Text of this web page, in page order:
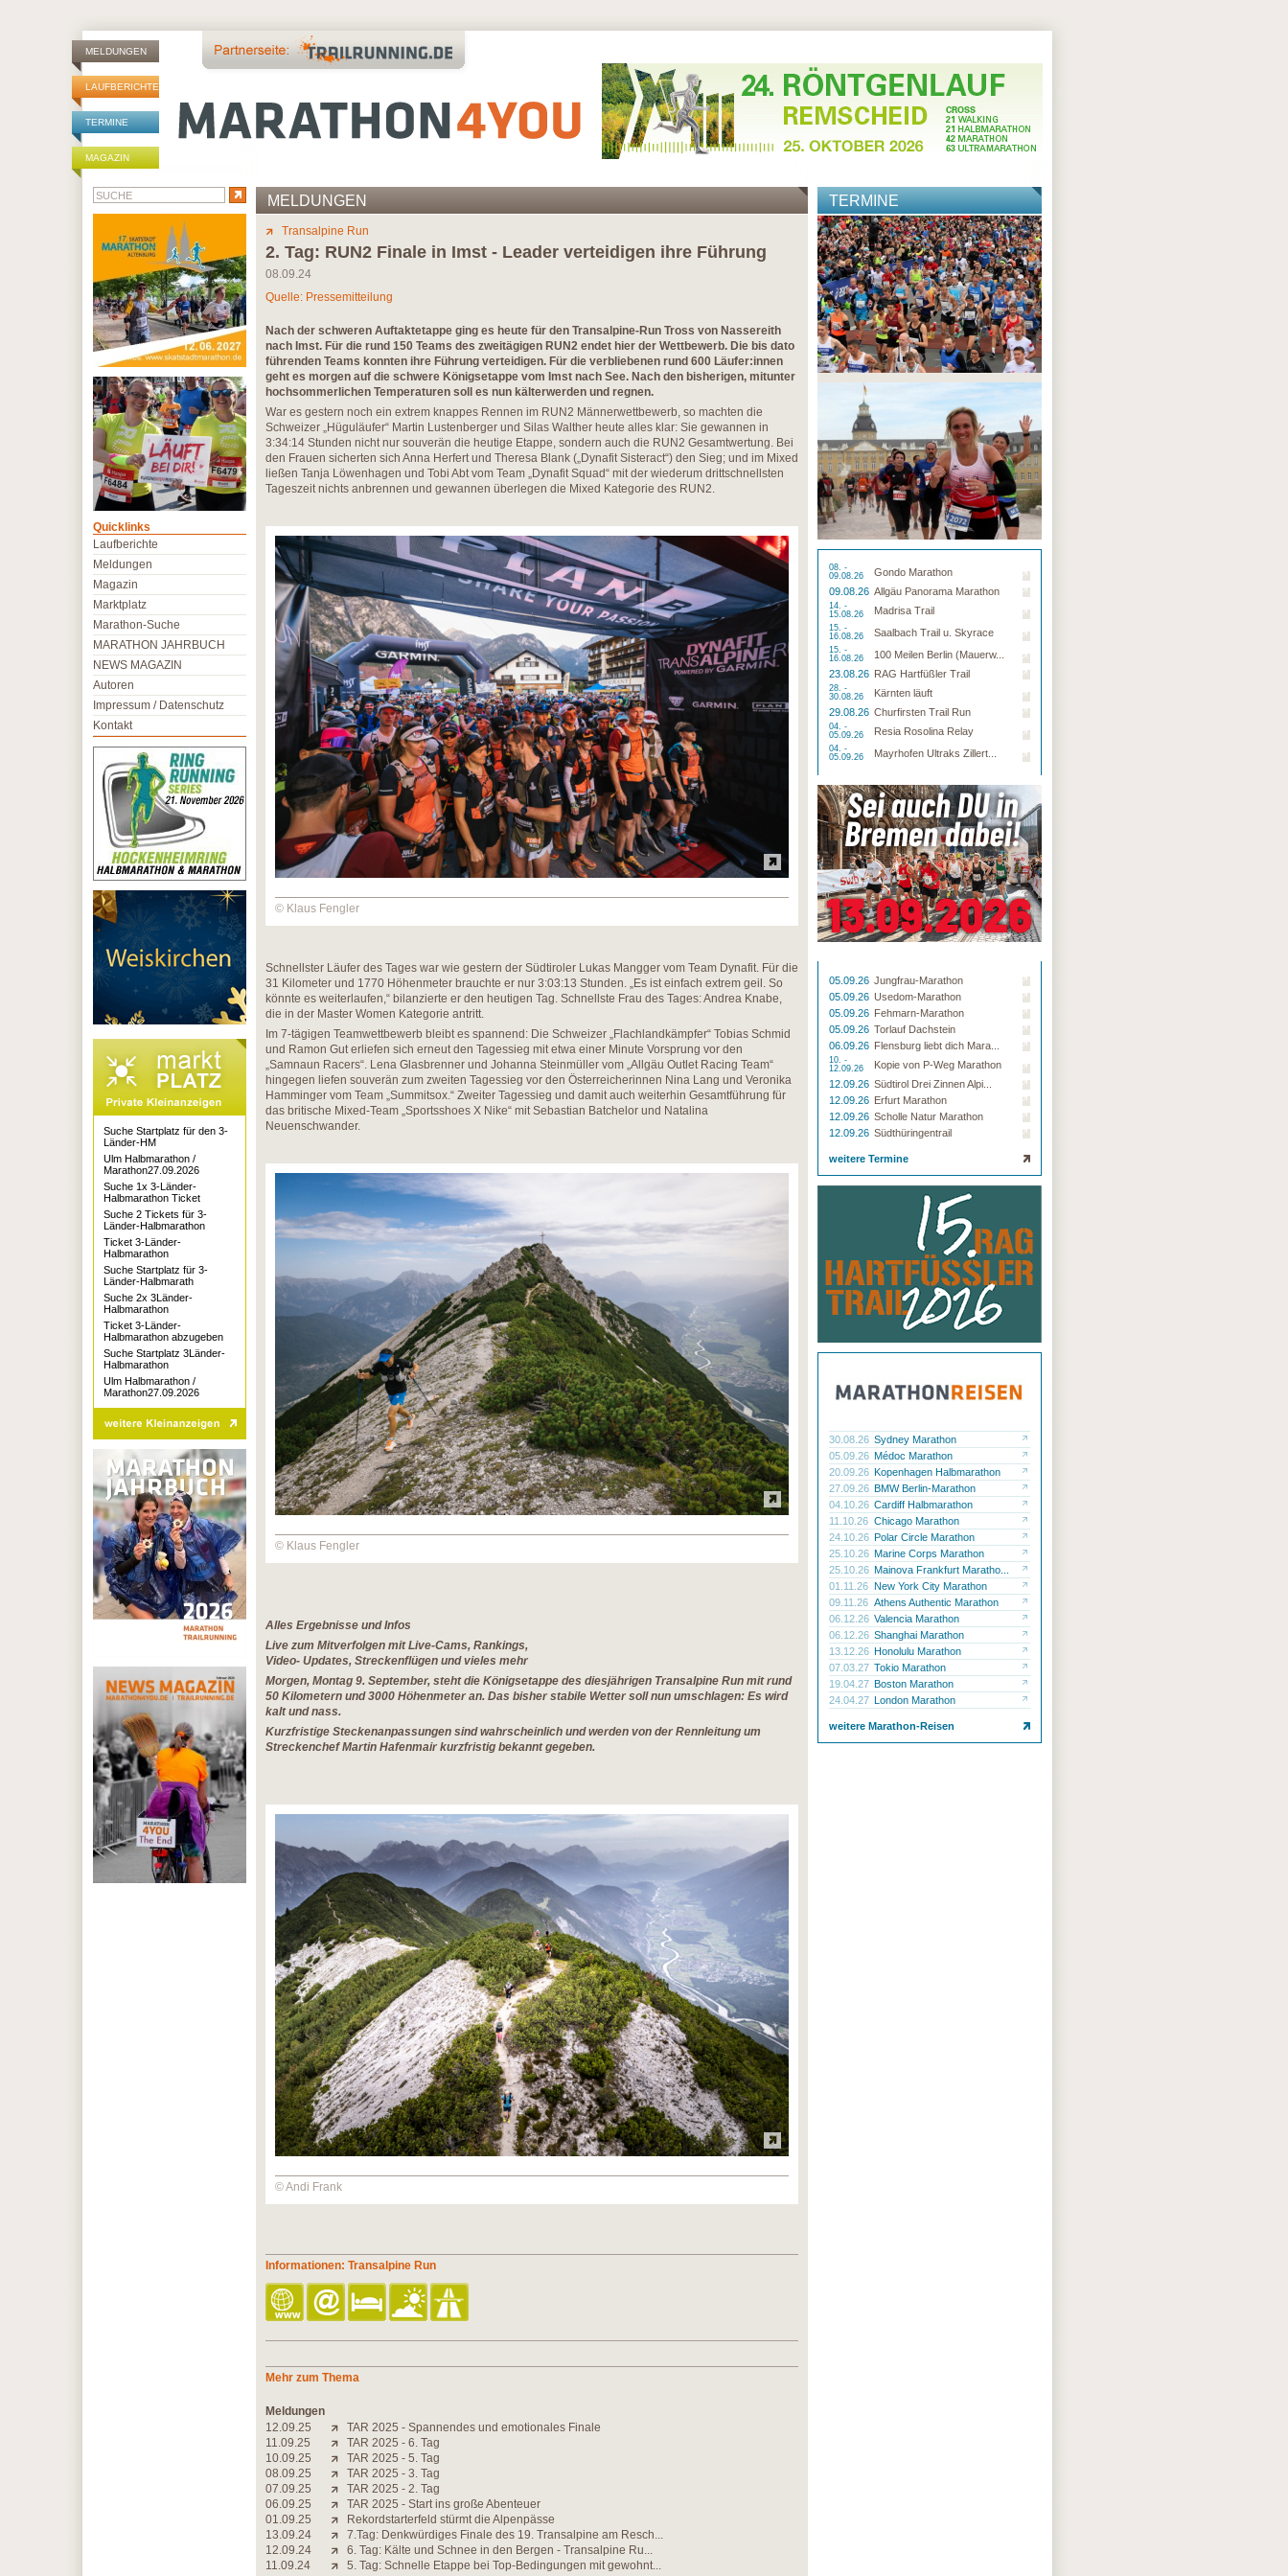
MELDUNGEN
LAUFBERICHTE
TERMINE
MAGAZIN
MELDUNGEN
Transalpine Run
2. Tag: RUN2 Finale in Imst - Leader verteidigen ihre Führung
08.09.24
Quelle: Pressemitteilung
Nach der schweren Auftaktetappe ging es heute für den Transalpine-Run Tross von Nassereith
nach Imst. Für die rund 150 Teams des zweitägigen RUN2 endet hier der Wettbewerb. Die bis dato
führenden Teams konnten ihre Führung verteidigen. Für die verbliebenen rund 600 Läufer:innen
geht es morgen auf die schwere Königsetappe vom Imst nach See. Nach den bisherigen, mitunter
hochsommerlichen Temperaturen soll es nun kälterwerden und regnen.
War es gestern noch ein extrem knappes Rennen im RUN2 Männerwettbewerb, so machten die
Schweizer „Hüguläufer“ Martin Lustenberger und Silas Walther heute alles klar: Sie gewannen in
3:34:14 Stunden nicht nur souverän die heutige Etappe, sondern auch die RUN2 Gesamtwertung. Bei
den Frauen sicherten sich Anna Herfert und Theresa Blank („Dynafit Sisteract“) den Sieg; und im Mixed
ließen Tanja Löwenhagen und Tobi Abt vom Team „Dynafit Squad“ mit der wiederum drittschnellsten
Tageszeit nichts anbrennen und gewannen überlegen die Mixed Kategorie des RUN2.
© Klaus Fengler
Schnellster Läufer des Tages war wie gestern der Südtiroler Lukas Mangger vom Team Dynafit. Für die
31 Kilometer und 1770 Höhenmeter brauchte er nur 3:03:13 Stunden. „Es ist einfach extrem geil. So
könnte es weiterlaufen,“ bilanzierte er den heutigen Tag. Schnellste Frau des Tages: Andrea Knabe,
die in der Master Women Kategorie antritt.
Im 7-tägigen Teamwettbewerb bleibt es spannend: Die Schweizer „Flachlandkämpfer“ Tobias Schmid
und Ramon Gut erliefen sich erneut den Tagessieg mit etwa einer Minute Vorsprung vor den
„Samnaun Racers“. Lena Glasbrenner und Johanna Steinmüller vom „Allgäu Outlet Racing Team“
hingegen liefen souverän zum zweiten Tagessieg vor den Österreicherinnen Nina Lang und Veronika
Hamminger vom Team „Summitsox.“ Zweiter Tagessieg und damit auch weiterhin Gesamtführung für
das britische Mixed-Team „Sportsshoes X Nike“ mit Sebastian Batchelor und Natalina
Neuenschwander.
© Klaus Fengler
Alles Ergebnisse und Infos
Live zum Mitverfolgen mit Live-Cams, Rankings,
Video- Updates, Streckenflügen und vieles mehr
Morgen, Montag 9. September, steht die Königsetappe des diesjährigen Transalpine Run mit rund
50 Kilometern und 3000 Höhenmeter an. Das bisher stabile Wetter soll nun umschlagen: Es wird
kalt und nass.
Kurzfristige Steckenanpassungen sind wahrscheinlich und werden von der Rennleitung um
Streckenchef Martin Hafenmair kurzfristig bekannt gegeben.
© Andi Frank
Informationen: Transalpine Run
Mehr zum Thema
Meldungen
12.09.25
TAR 2025 - Spannendes und emotionales Finale
11.09.25
TAR 2025 - 6. Tag
10.09.25
TAR 2025 - 5. Tag
08.09.25
TAR 2025 - 3. Tag
07.09.25
TAR 2025 - 2. Tag
06.09.25
TAR 2025 - Start ins große Abenteuer
01.09.25
Rekordstarterfeld stürmt die Alpenpässe
13.09.24
7.Tag: Denkwürdiges Finale des 19. Transalpine am Resch...
12.09.24
6. Tag: Kälte und Schnee in den Bergen - Transalpine Ru...
11.09.24
5. Tag: Schnelle Etappe bei Top-Bedingungen mit gewohnt...
TERMINE
08. -
09.08.26
Gondo Marathon
09.08.26 Allgäu Panorama Marathon
14. -
15.08.26
Madrisa Trail
15. -
16.08.26
Saalbach Trail u. Skyrace
15. -
16.08.26
100 Meilen Berlin (Mauerw...
23.08.26 RAG Hartfüßler Trail
28. -
30.08.26
Kärnten läuft
29.08.26 Churfirsten Trail Run
04. -
05.09.26
Resia Rosolina Relay
04. -
05.09.26
Mayrhofen Ultraks Zillert...
05.09.26 Jungfrau-Marathon
05.09.26 Usedom-Marathon
05.09.26 Fehmarn-Marathon
05.09.26 Torlauf Dachstein
06.09.26 Flensburg liebt dich Mara...
10. -
12.09.26
Kopie von P-Weg Marathon
12.09.26 Südtirol Drei Zinnen Alpi...
12.09.26 Erfurt Marathon
12.09.26 Scholle Natur Marathon
12.09.26 Südthüringentrail
weitere Termine
30.08.26 Sydney Marathon
05.09.26 Médoc Marathon
20.09.26 Kopenhagen Halbmarathon
27.09.26 BMW Berlin-Marathon
04.10.26 Cardiff Halbmarathon
11.10.26 Chicago Marathon
24.10.26 Polar Circle Marathon
25.10.26 Marine Corps Marathon
25.10.26 Mainova Frankfurt Maratho...
01.11.26 New York City Marathon
09.11.26 Athens Authentic Marathon
06.12.26 Valencia Marathon
06.12.26 Shanghai Marathon
13.12.26 Honolulu Marathon
07.03.27 Tokio Marathon
19.04.27 Boston Marathon
24.04.27 London Marathon
weitere Marathon-Reisen
Quicklinks
Laufberichte
Meldungen
Magazin
Marktplatz
Marathon-Suche
MARATHON JAHRBUCH
NEWS MAGAZIN
Autoren
Impressum / Datenschutz
Kontakt
Suche Startplatz für den 3-
Länder-HM
Ulm Halbmarathon /
Marathon27.09.2026
Suche 1x 3-Länder-
Halbmarathon Ticket
Suche 2 Tickets für 3-
Länder-Halbmarathon
Ticket 3-Länder-
Halbmarathon
Suche Startplatz für 3-
Länder-Halbmarath
Suche 2x 3Länder-
Halbmarathon
Ticket 3-Länder-
Halbmarathon abzugeben
Suche Startplatz 3Länder-
Halbmarathon
Ulm Halbmarathon /
Marathon27.09.2026